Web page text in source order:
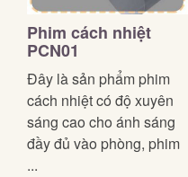
Phim cách nhiệt
PCN01
Đây là sản phẩm phim
cách nhiệt có độ xuyên
sáng cao cho ánh sáng
đầy đủ vào phòng, phim
...